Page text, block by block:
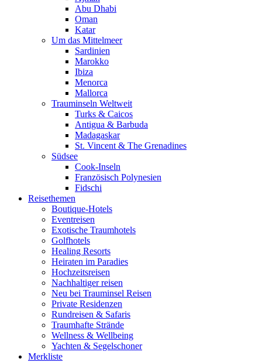
Abu Dhabi
Oman
Katar
Um das Mittelmeer
Sardinien
Marokko
Ibiza
Menorca
Mallorca
Trauminseln Weltweit
Turks & Caicos
Antigua & Barbuda
Madagaskar
St. Vincent & The Grenadines
Südsee
Cook-Inseln
Französisch Polynesien
Fidschi
Reisethemen
Boutique-Hotels
Eventreisen
Exotische Traumhotels
Golfhotels
Healing Resorts
Heiraten im Paradies
Hochzeitsreisen
Nachhaltiger reisen
Neu bei Trauminsel Reisen
Private Residenzen
Rundreisen & Safaris
Traumhafte Strände
Wellness & Wellbeing
Yachten & Segelschoner
Merkliste